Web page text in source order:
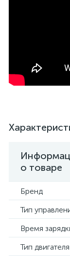
о товаре
Бренд
Тип
Время
Тип двигателя